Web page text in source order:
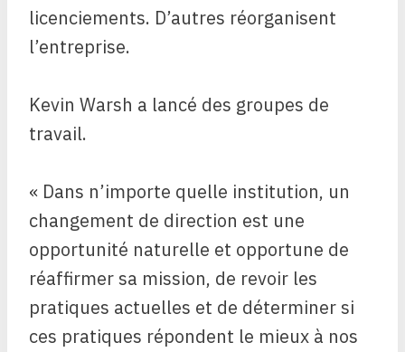
licenciements. D’autres réorganisent
l’entreprise.
Kevin Warsh a lancé des groupes de
travail.
« Dans n’importe quelle institution, un
changement de direction est une
opportunité naturelle et opportune de
réaffirmer sa mission, de revoir les
pratiques actuelles et de déterminer si
ces pratiques répondent le mieux à nos